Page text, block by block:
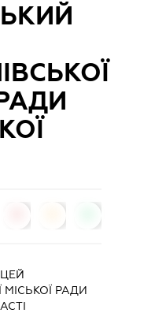
МІСЬКОЇ РАДИ